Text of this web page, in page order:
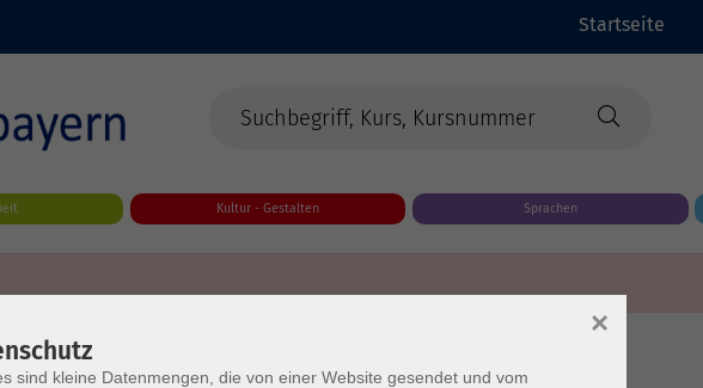
Startseite
Kultur - Gestalten Sprachen
sind kleine Datenmengen, die von einer Website gesendet und vom
×